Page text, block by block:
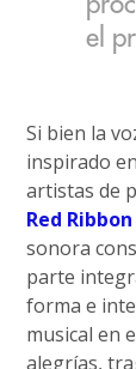
el
Si bien la
inspirado
artistas de
Red Ribbon
sonora
parte
forma e
musical en
alegrías,